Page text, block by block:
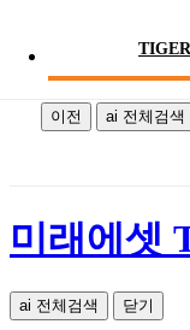
미래에
이전 ai 전체검색
미래에셋
ai 전체검색 닫기